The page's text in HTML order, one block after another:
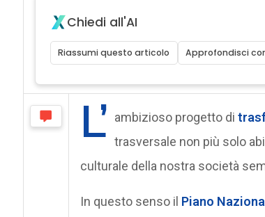
Chiedi all'AI
Riassumi questo articolo Approfondisci
L’ ambizioso progetto di
trasversale non più solo
culturale della nostra società
In questo senso il Piano